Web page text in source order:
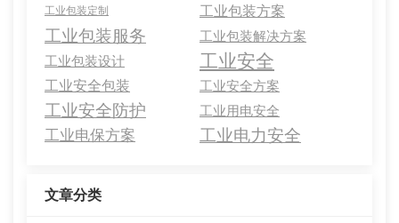
工业包装定制 工业包装方案
工业包装服务
工业包装解决方案
工业包装设计
工业安全
工业安全包装 工业安全方案
工业安全防护 工业用电安全
工业电保方案 工业电力安全
文章分类